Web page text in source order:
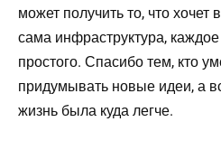
может получить то, что
сама инфраструктура,
простого. Спасибо тем, кто
придумывать новые идеи, а
жизнь была куда легче.